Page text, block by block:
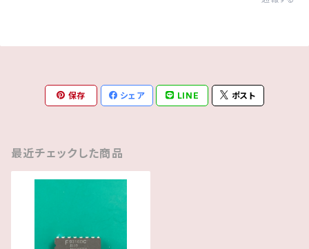
保存 シェア LINE ポスト
最近チェックした商品